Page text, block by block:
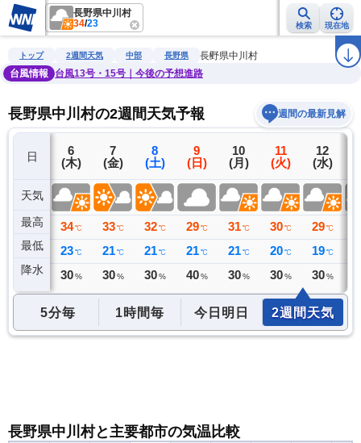
長野県中川村
34/23 検索 現在地
雨雲レーダー 台風情報 地震情報 警報・注意報 ラ
トップ 2週間天気 中部 長野県
長野県中川村
台風情報
台風13号・15号｜今後の予想進路
長野県中川村の2週間天気予報 週間の最新見解
日
天気
最高
最低
降水
5
(水)
34 ℃
22 ℃
0 ミリ
6
(木)
34 ℃
23 ℃
30 %
7
(金)
33 ℃
21 ℃
30 %
8
(土)
32 ℃
21 ℃
30 %
9
(日)
29 ℃
21 ℃
40 %
10
(月)
31 ℃
21 ℃
30 %
11
(火)
30 ℃
20 ℃
30 %
12
(水)
29 ℃
19 ℃
30 %
5分毎 1時間毎 今日明日 2週間天気
長野県中川村と主要都市の気温比較